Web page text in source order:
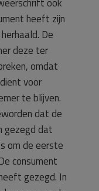
heeft zijn
De
deze ter
omdat
voor
te blijven.
dat de
gezegd dat
om de eerste
consument
gezegd. In